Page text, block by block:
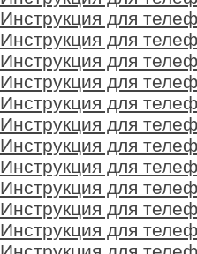
Инструкция для
Инструкция для
Инструкция для
Инструкция для
Инструкция для
Инструкция для
Инструкция для
Инструкция для
Инструкция для
Инструкция для
Инструкция для